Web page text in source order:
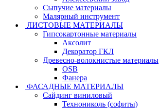
Сыпучие материалы
Малярный инструмент
ЛИСТОВЫЕ МАТЕРИАЛЫ
Гипсокартонные материалы
Аксолит
Декоратор ГКЛ
Древесно-волокнистые материалы
OSB
Фанера
ФАСАДНЫЕ МАТЕРИАЛЫ
Сайдинг виниловый
Технониколь (софиты)